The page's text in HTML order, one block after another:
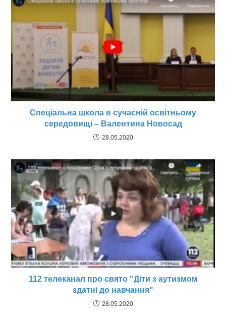
Спеціальна школа в сучасній освітньому
середовищі – Валентина Новосад
28.05.2020
112 телеканал про свято "Діти з аутизмом
здатні до навчання"
28.05.2020